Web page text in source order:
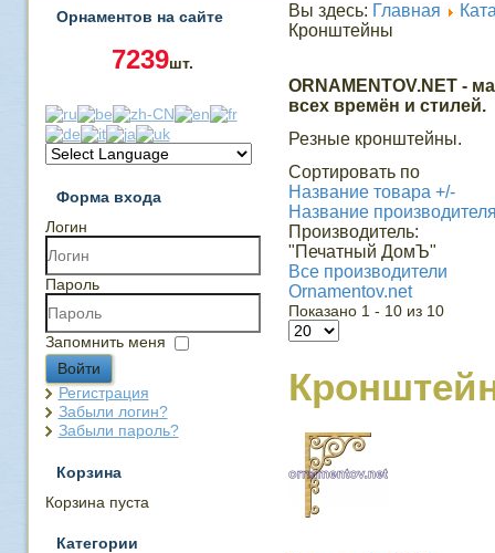
Орнаментов на сайте
7239шт.
Форма входа
Логин
Пароль
Запомнить меня
Войти
Регистрация
Забыли логин?
Забыли пароль?
Корзина
Корзина пуста
Категории
Вы здесь: Главная
Кронштейны
ORNAMENTOV.NET -
всех времён и стилей.
Резные кронштейны.
Сортировать по
Название товара +/-
Название
Производитель:
"Печатный ДомЪ"
Все производители
Ornamentov.net
Показано 1 - 10 из 10